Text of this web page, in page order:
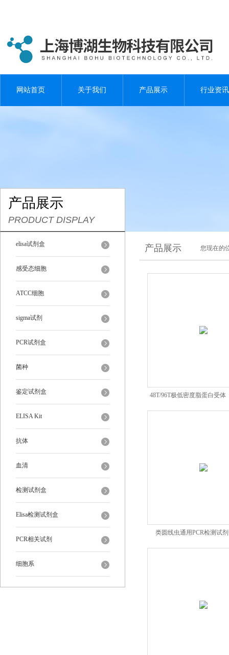
网站首页 关于我们 产品展示 行业资讯
产品展示
PRODUCT DISPLAY
elisa试剂盒
感受态细胞
ATCC细胞
sigma试剂
PCR试剂盒
菌种
鉴定试剂盒
ELISA Kit
抗体
血清
检测试剂盒
Elisa检测试剂盒
PCR相关试剂
细胞系
产品展示 您现在的
48T/96T极低密度脂蛋白受体
ELISA Kit
类圆线虫通用PCR检测试